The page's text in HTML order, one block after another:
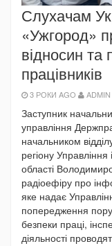
Слухачам
«Ужгород»
відносин
працівників
3 РОКИ AGO ADMIN
Заступник
управління
начальником
регіону Управління
області
радіоефіру про
яке надає
попередження
безпеки праці,
діяльності